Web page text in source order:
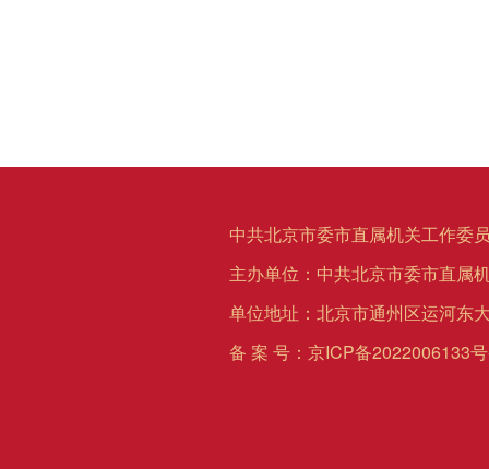
中共北京市委市直属机关工作委
主办单位：中共北京市委市直属
单位地址：北京市通州区运河东
备 案 号： 京ICP备2022006133